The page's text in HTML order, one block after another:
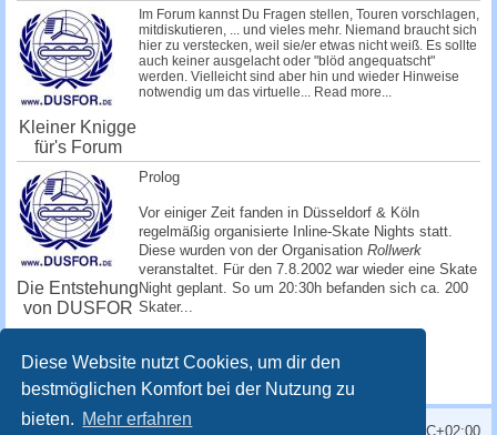
Diese Website nutzt Cookies, um dir den
bestmöglichen Komfort bei der Nutzung zu
bieten. Mehr erfahren
Kleiner Knigge
für's Forum
Im Forum kannst Du Fragen stellen, Touren vorschlagen,
mitdiskutieren, ... und vieles mehr. Niemand braucht sich
hier zu verstecken, weil sie/er etwas nicht weiß. Es sollte
auch keiner ausgelacht oder "blöd angequatscht"
werden. Vielleicht sind aber hin und wieder Hinweise
notwendig um das virtuelle... Read more...
Die Entstehung
von DUSFOR
Prolog
Vor einiger Zeit fanden in Düsseldorf & Köln
regelmäßig organisierte Inline-Skate Nights statt.
Diese wurden von der Organisation Rollwerk
veranstaltet. Für den 7.8.2002 war wieder eine Skate
Night geplant. So um 20:30h befanden sich ca. 200
Skater...
UTC+02:00